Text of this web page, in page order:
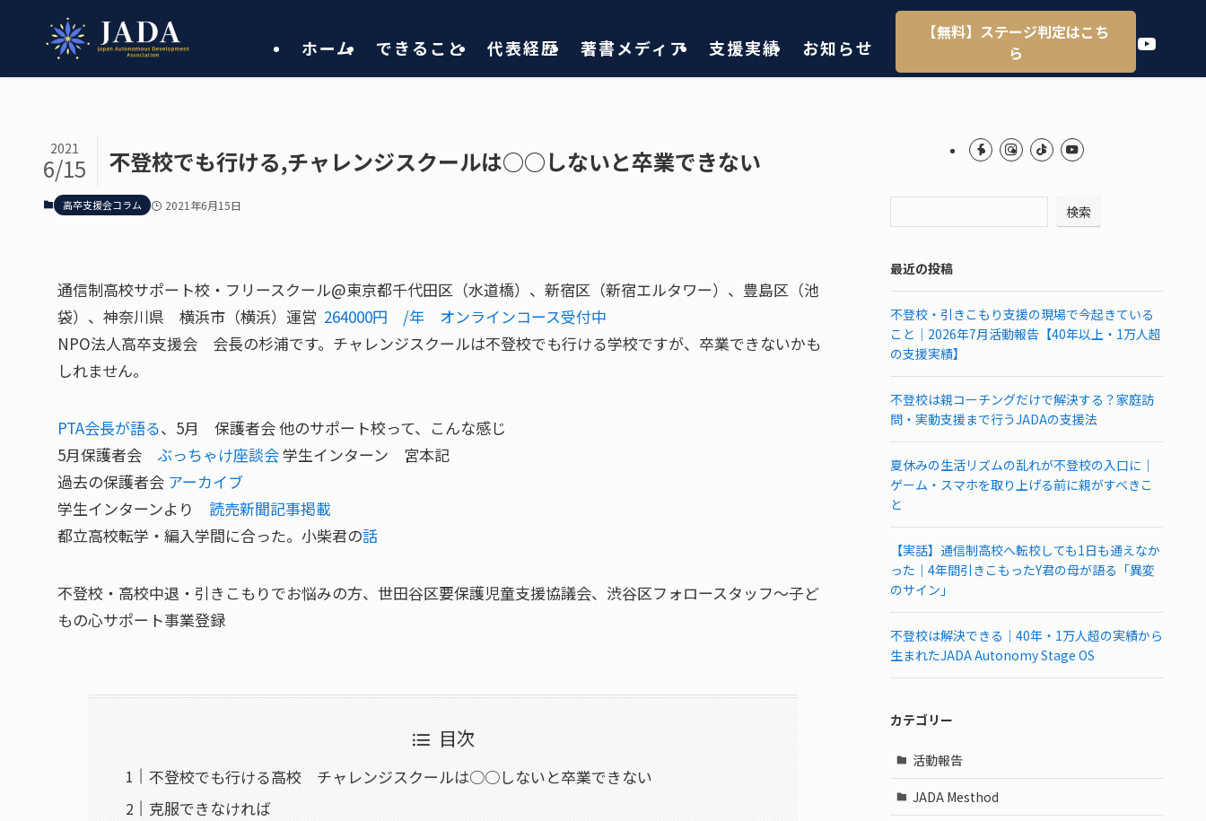
ホーム できること 代表経歴 著書メディア 支援実績 お知らせ
【無料】ステージ判定はこち
ら
YouTube
不登校でも行ける,チャレンジスクールは○○しないと卒業できない
2021
6/15
高卒支援会コラム 2021年6月15日
通信制高校サポート校・フリースクール@東京都千代田区（水道橋）、新宿区（新宿エルタワー）、豊島区（池
袋）、神奈川県 横浜市（横浜）運営 264000円 /年 オンラインコース受付中
NPO法人高卒支援会 会長の杉浦です。チャレンジスクールは不登校でも行ける学校ですが、卒業できないかも
しれません。
PTA会長が語る、5月 保護者会 他のサポート校って、こんな感じ
5月保護者会 ぶっちゃけ座談会 学生インターン 宮本記
過去の保護者会 アーカイブ
学生インターンより 読売新聞記事掲載
都立高校転学・編入学間に合った。小柴君の話
不登校・高校中退・引きこもりでお悩みの方、世田谷区要保護児童支援協議会、渋谷区フォロースタッフ～子ど
もの心サポート事業登録
目次
不登校でも行ける高校 チャレンジスクールは○○しないと卒業できない
克服できなければ
検索
最近の投稿
不登校・引きこもり支援の現場で今起きている
こと｜2026年7月活動報告【40年以上・1万人超
の支援実績】
不登校は親コーチングだけで解決する？家庭訪
問・実動支援まで行うJADAの支援法
夏休みの生活リズムの乱れが不登校の入口に｜
ゲーム・スマホを取り上げる前に親がすべきこ
と
【実話】通信制高校へ転校しても1日も通えなか
った｜4年間引きこもったY君の母が語る「異変
のサイン」
不登校は解決できる｜40年・1万人超の実績から
生まれたJADA Autonomy Stage OS
カテゴリー
活動報告
JADA Mesthod